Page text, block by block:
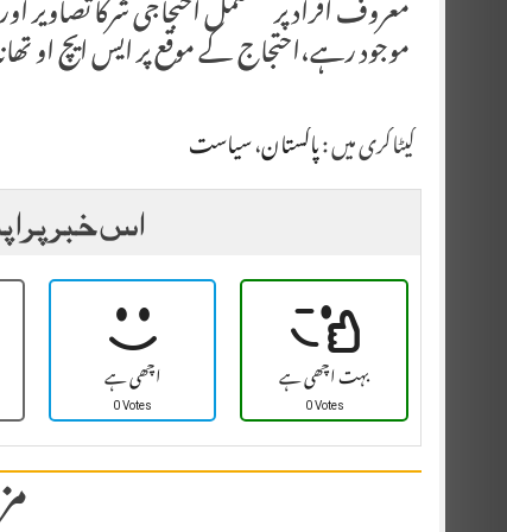
معروف افراد پر مشتمل احتجاجی شرکا تصاویر
موجود رہے،احتجاج کے موقع پر ایس ایچ او
کیٹاگری میں :پاکستان،سیاست
اس خبر پر
اچھی ہے
0 Votes بہت اچھی ہے
0 Votes